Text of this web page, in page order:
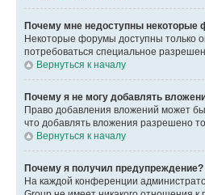
Почему мне недоступны некоторые
Некоторые форумы доступны только
потребоваться специальное
Вернуться к началу
Почему я не могу добавлять
Право добавления вложений может
что добавлять вложения разрешено
Вернуться к началу
Почему я получил предупреждение?
На каждой конференции